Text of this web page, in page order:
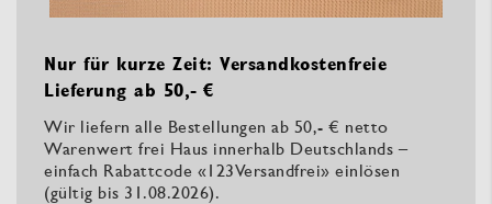
Nur für kurze Zeit: Versandkostenfreie
Lieferung ab 50,- €
Wir liefern alle Bestellungen ab 50,- € netto
Warenwert frei Haus innerhalb Deutschlands –
einfach Rabattcode «123Versandfrei» einlösen
(gültig bis 31.08.2026).